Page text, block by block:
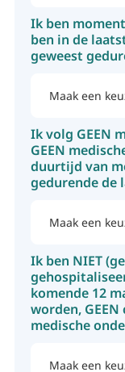
Ik ben
ben in de
geweest
Ik volg GEEN
GEEN
duurtijd van
gedurende de
Ik ben NIET
komende 12
worden,
medische